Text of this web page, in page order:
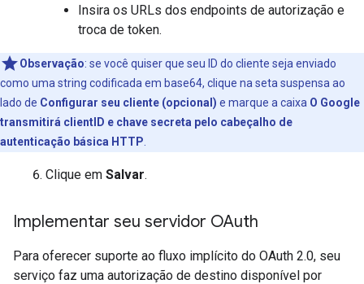
Insira os URLs dos endpoints de autorização e
troca de token.
Observação: se você quiser que seu ID do cliente seja enviado
como uma string codificada em base64, clique na seta suspensa ao
lado de Configurar seu cliente (opcional) e marque a caixa O Google
transmitirá clientID e chave secreta pelo cabeçalho de
autenticação básica HTTP
Clique em Salvar.
Implementar seu servidor OAuth
Para oferecer suporte ao fluxo implícito do OAuth 2.0, seu
serviço faz uma autorização de destino disponível por